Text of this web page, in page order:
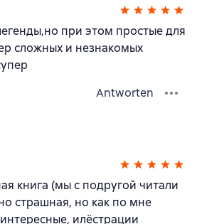
при этом простые для
сложных и незнакомых
Antworten
книга (мы с подругой читали
страшная, но как по мне
илёстрации